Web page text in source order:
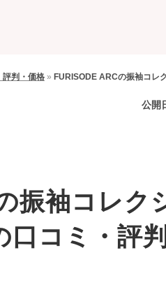
評判・価格 » FURISODE ARCの振袖コレ
公開
振袖コレク
口コミ・評判